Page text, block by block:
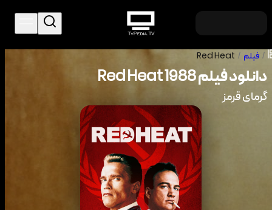
/ فیلم /
Red Heat
دانلود فیلم1988
Red Heat
گرمای قرمز